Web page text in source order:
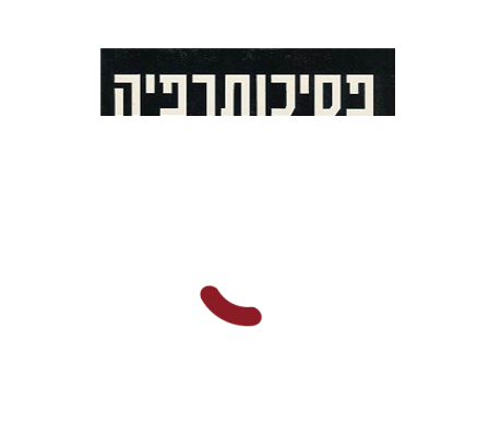
יוסף איציקסון גבי שפלר
חיים